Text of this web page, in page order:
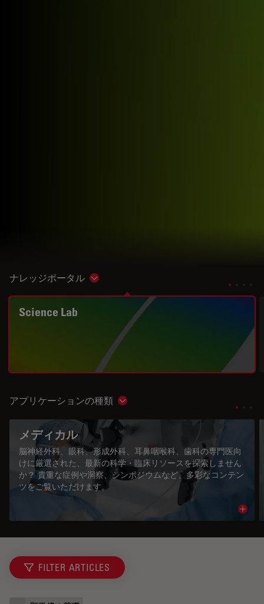
ナレッジポータル Show subnavigation
Science Lab
アプリケーションの種類 Show subnavigation
メディカル
脳神経外科、眼科、形成外科、耳鼻咽喉科、歯科の専門医向
けに厳選された、最新の科学・臨床リソースを探索しません
か？ 貴重な症例や洞察、シンポジウムなど、多彩なコンテン
ツをご覧いただけます。
FILTER ARTICLES